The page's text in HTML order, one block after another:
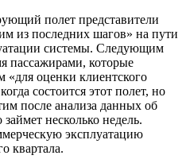
полет представители
из последних шагов» на пути
системы. Следующим
пассажирами, которые
«для оценки клиентского
состоится этот полет, но
после анализа данных об
несколько недель.
эксплуатацию
квартала.